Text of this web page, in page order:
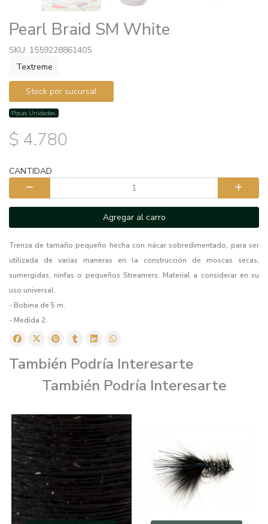
Pearl Braid SM White
SKU: 1559228861405
Textreme
Stock por sucursal
Pocas Unidades.
$ 4.780
CANTIDAD
Agregar al carro
Trenza de tamaño pequeño hecha con nácar sobredimentado, para ser
utilizada de varias maneras en la construcción de moscas secas,
sumergidas, ninfas o pequeños Streamers. Material a considerar en su
uso universal.
- Bobina de 5 m.
- Medida 2.
También Podría Interesarte
También Podría Interesarte